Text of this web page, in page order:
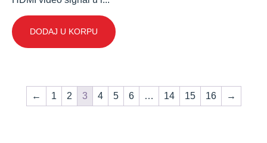
DODAJ U KORPU
← 1 2 3 4 5 6 … 14 15 16 →